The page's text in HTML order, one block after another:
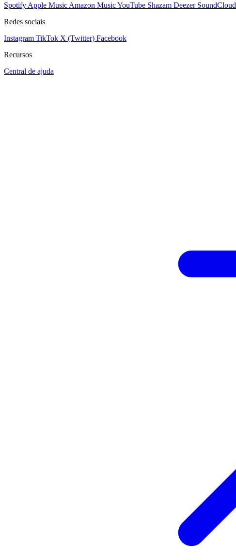
Spotify Apple Music Amazon MusicYouTube Shazam Deezer SoundCloud
Redes sociais
Instagram TikTok X (Twitter) Facebook
Recursos
Central de ajuda